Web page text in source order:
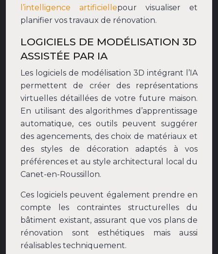
l’intelligence artificiellepour visualiser et
planifier vos travaux de rénovation.
LOGICIELS DE MODÉLISATION 3D
ASSISTÉE PAR IA
Les logiciels de modélisation 3D intégrant l’IA
permettent de créer des représentations
virtuelles détaillées de votre future maison.
En utilisant des algorithmes d’apprentissage
automatique, ces outils peuvent suggérer
des agencements, des choix de matériaux et
des styles de décoration adaptés à vos
préférences et au style architectural local du
Canet-en-Roussillon.
Ces logiciels peuvent également prendre en
compte les contraintes structurelles du
bâtiment existant, assurant que vos plans de
rénovation sont esthétiques mais aussi
réalisables techniquement.